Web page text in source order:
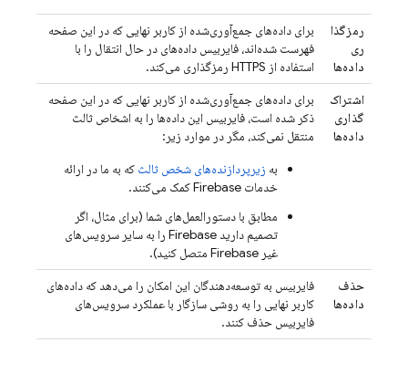
رمزگذا
ری
داده‌ها
برای داده‌های جمع‌آوری‌شده از کاربر نهایی که در این صفحه
فهرست شده‌اند، فایربیس داده‌های در حال انتقال را با
استفاده از HTTPS رمزگذاری می‌کند.
اشتراک‌
گذاری
داده‌ها
برای داده‌های جمع‌آوری‌شده از کاربر نهایی که در این صفحه
ذکر شده است، فایربیس این داده‌ها را به اشخاص ثالث
منتقل نمی‌کند، مگر در موارد زیر:
به زیرپردازنده‌های شخص ثالث که به ما در ارائه
خدمات Firebase کمک می‌کنند.
مطابق با دستورالعمل‌های شما (برای مثال، اگر
تصمیم دارید Firebase را به سایر سرویس‌های
غیر Firebase متصل کنید).
حذف
داده‌ها
فایربیس به توسعه‌دهندگان این امکان را می‌دهد که داده‌های
کاربر نهایی را به روشی سازگار با عملکرد سرویس‌های
فایربیس حذف کنند.